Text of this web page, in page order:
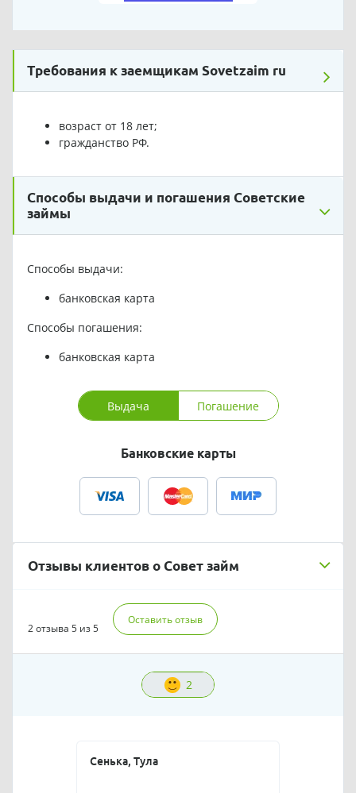
Требования к заемщикам Sovetzaim ru
возраст от 18 лет;
гражданство РФ.
Способы выдачи и погашения Советские
займы
Способы выдачи:
банковская карта
Способы погашения:
банковская карта
Выдача Погашение
Банковские карты
Отзывы клиентов о Совет займ
2 отзыва 5 из 5
Оставить отзыв
2
Сенька, Тула